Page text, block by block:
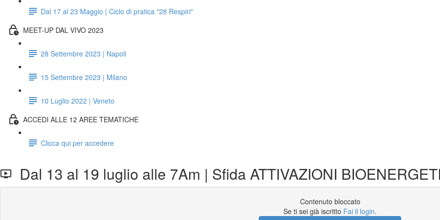
Dal 17 al 23 Maggio | Ciclo di pratica "28 Respiri"
MEET-UP DAL VIVO 2023
28 Settembre 2023 | Napoli
15 Settembre 2023 | Milano
10 Luglio 2022 | Veneto
ACCEDI ALLE 12 AREE TEMATICHE
Clicca qui per accedere
Dal 13 al 19 luglio alle 7Am | Sfida ATTIVAZIONI
Contenuto bloccato
Se ti sei già iscritto Fai il login.